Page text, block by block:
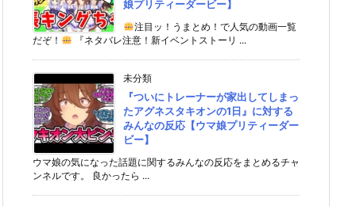
娘プリティーダービー】
注目ッ！うまとめ！で人気の動画一覧
だぞ！
『ネタバレ注意！新イベントストーリ ...
未分類
『ついにトレーナーが家出してしまっ
たアグネスタキオンの1日』に対する
みんなの反応【ウマ娘プリティーダー
ビー】
ウマ娘の気になった話題に関するみんなの反応をまとめるチャ
ンネルです。 良かったら ...